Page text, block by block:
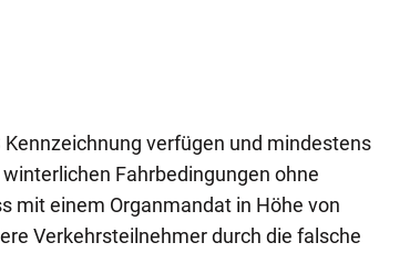
verfügen und mindestens
Fahrbedingungen ohne
mit einem Organmandat in Höhe von
Verkehrsteilnehmer durch die falsche